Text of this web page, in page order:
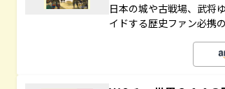
日本の城や古戦場、武将
イドする歴史ファン必携の